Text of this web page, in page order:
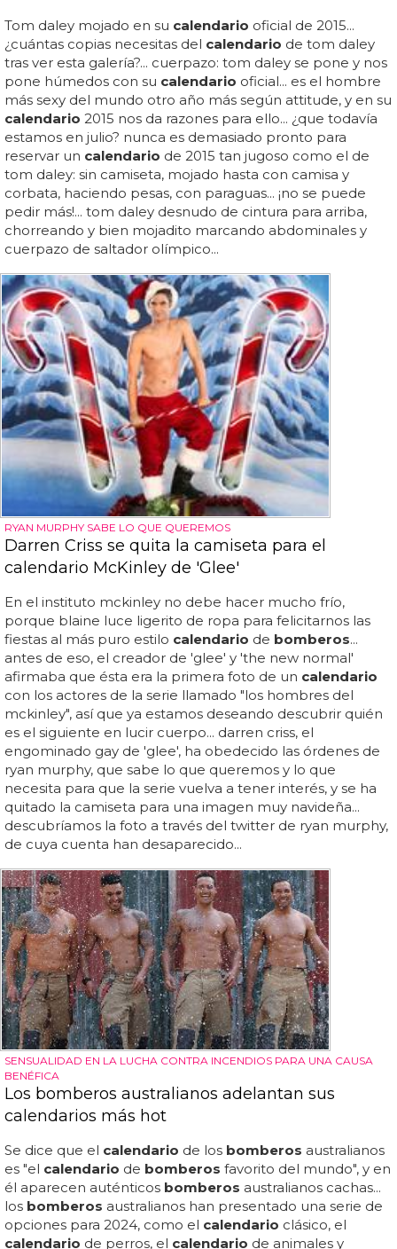
Tom daley mojado en su calendario oficial de 2015...
¿cuántas copias necesitas del calendario de tom daley
tras ver esta galería?... cuerpazo: tom daley se pone y nos
pone húmedos con su calendario oficial... es el hombre
más sexy del mundo otro año más según attitude, y en su
calendario 2015 nos da razones para ello... ¿que todavía
estamos en julio? nunca es demasiado pronto para
reservar un calendario de 2015 tan jugoso como el de
tom daley: sin camiseta, mojado hasta con camisa y
corbata, haciendo pesas, con paraguas... ¡no se puede
pedir más!... tom daley desnudo de cintura para arriba,
chorreando y bien mojadito marcando abdominales y
cuerpazo de saltador olímpico...
RYAN MURPHY SABE LO QUE QUEREMOS
Darren Criss se quita la camiseta para el
calendario McKinley de 'Glee'
En el instituto mckinley no debe hacer mucho frío,
porque blaine luce ligerito de ropa para felicitarnos las
fiestas al más puro estilo calendario de bomberos...
antes de eso, el creador de 'glee' y 'the new normal'
afirmaba que ésta era la primera foto de un calendario
con los actores de la serie llamado "los hombres del
mckinley", así que ya estamos deseando descubrir quién
es el siguiente en lucir cuerpo... darren criss, el
engominado gay de 'glee', ha obedecido las órdenes de
ryan murphy, que sabe lo que queremos y lo que
necesita para que la serie vuelva a tener interés, y se ha
quitado la camiseta para una imagen muy navideña...
descubríamos la foto a través del twitter de ryan murphy,
de cuya cuenta han desaparecido...
SENSUALIDAD EN LA LUCHA CONTRA INCENDIOS PARA UNA CAUSA
BENÉFICA
Los bomberos australianos adelantan sus
calendarios más hot
Se dice que el calendario de los bomberos australianos
es "el calendario de bomberos favorito del mundo", y en
él aparecen auténticos bomberos australianos cachas...
los bomberos australianos han presentado una serie de
opciones para 2024, como el calendario clásico, el
calendario de perros, el calendario de animales y